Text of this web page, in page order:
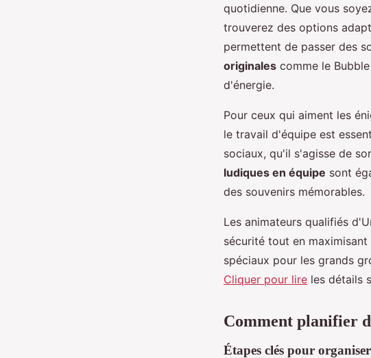
quotidienne. Que vous
trouverez des options
permettent de passer des
originales comme le
d'énergie.
Pour ceux qui aiment les
le travail d'équipe est
sociaux, qu'il s'agisse de
ludiques en équipe sont
des souvenirs mémorables.
Les animateurs qualifiés
sécurité tout en
spéciaux pour les grands
Cliquer pour lire les détails
Comment planifier
Étapes clés pour